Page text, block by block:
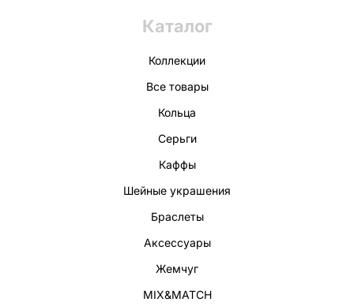
Каталог
Коллекции
Все товары
Кольца
Серьги
Каффы
Шейные украшения
Браслеты
Аксессуары
Жемчуг
MIX&MATCH